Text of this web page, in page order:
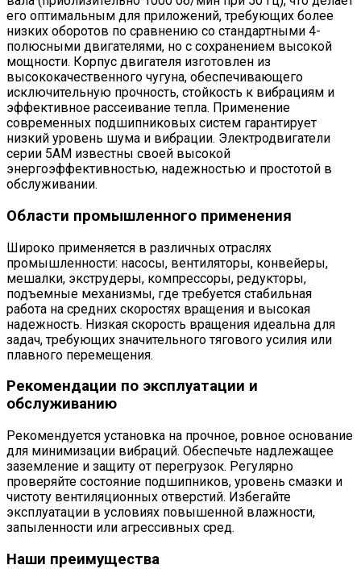
его оптимальным для приложений, требующих более
низких оборотов по сравнению со стандартными 4-
полюсными двигателями, но с сохранением высокой
мощности. Корпус двигателя изготовлен из
высококачественного чугуна, обеспечивающего
исключительную прочность, стойкость к вибрациям и
эффективное рассеивание тепла. Применение
современных подшипниковых систем гарантирует
низкий уровень шума и вибрации. Электродвигатели
серии 5АМ известны своей высокой
энергоэффективностью, надежностью и простотой в
обслуживании.
Области промышленного применения
Широко применяется в различных отраслях
промышленности: насосы, вентиляторы, конвейеры,
мешалки, экструдеры, компрессоры, редукторы,
подъемные механизмы, где требуется стабильная
работа на средних скоростях вращения и высокая
надежность. Низкая скорость вращения идеальна для
задач, требующих значительного тягового усилия или
плавного перемещения.
Рекомендации по эксплуатации и
обслуживанию
Рекомендуется установка на прочное, ровное основание
для минимизации вибраций. Обеспечьте надлежащее
заземление и защиту от перегрузок. Регулярно
проверяйте состояние подшипников, уровень смазки и
чистоту вентиляционных отверстий. Избегайте
эксплуатации в условиях повышенной влажности,
запыленности или агрессивных сред.
Наши преимущества